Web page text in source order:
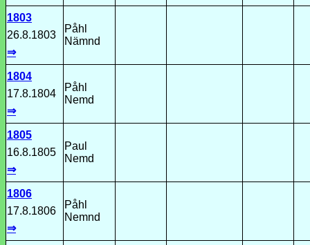
1803
26.8.1803
⇒
Påhl
Nämnd
1804
17.8.1804
⇒
Påhl
Nemd
1805
16.8.1805
⇒
Paul
Nemd
1806
17.8.1806
⇒
Påhl
Nemnd